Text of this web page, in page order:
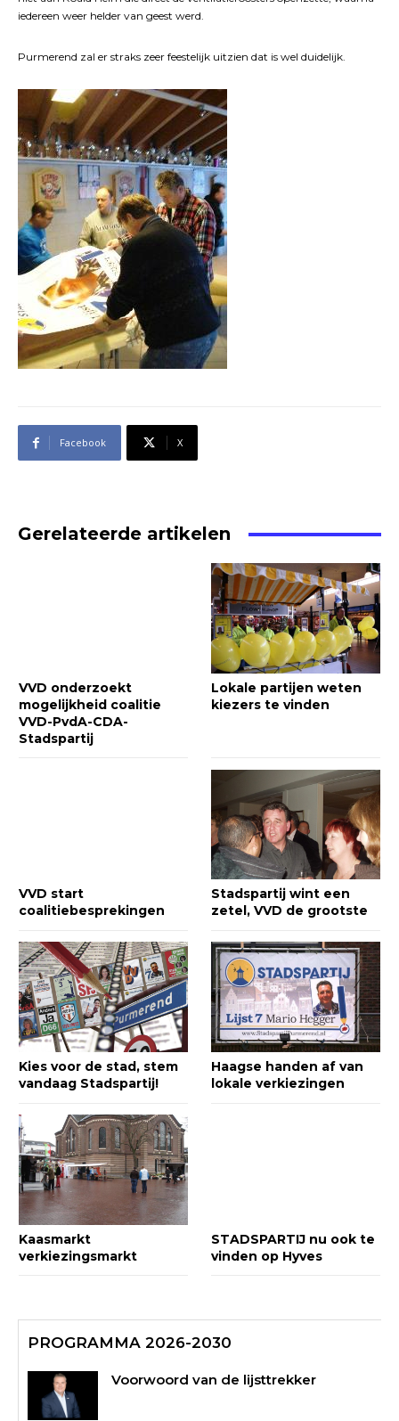
iedereen weer helder van geest werd.
Purmerend zal er straks zeer feestelijk uitzien dat is wel duidelijk.
Facebook X
Gerelateerde artikelen
VVD onderzoekt
mogelijkheid coalitie
VVD-PvdA-CDA-
Stadspartij
Lokale partijen weten
kiezers te vinden
VVD start
coalitiebesprekingen
Stadspartij wint een
zetel, VVD de grootste
Kies voor de stad, stem
vandaag Stadspartij!
Haagse handen af van
lokale verkiezingen
Kaasmarkt
verkiezingsmarkt
STADSPARTIJ nu ook te
vinden op Hyves
PROGRAMMA 2026-2030
Voorwoord van de lijsttrekker